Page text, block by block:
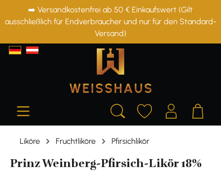
springen
➡️ Versandkostenfrei ab 50 € Einkaufswert (Gilt
ausschließlich für Endverbraucher und nur für den Standard-
Versand)
Liköre Fruchtliköre Pfirsichlikör
Prinz Weinberg-Pfirsich-Likör 18%